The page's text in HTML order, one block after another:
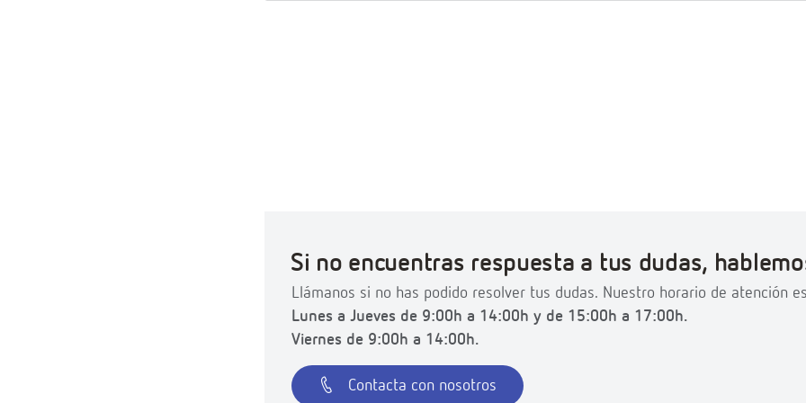
Si no encuentras respuesta a tus dudas,
Llámanos si no has podido resolver tus dudas. Nuestro horario de atención
Lunes a Jueves de 9:00h a 14:00h y de 15:00h a 17:00h.
Viernes de 9:00h a 14:00h.
Contacta con nosotros